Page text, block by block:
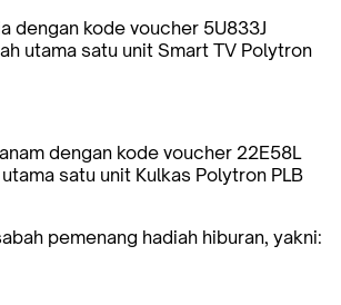
dengan kode voucher 5U833J
utama satu unit Smart TV Polytron
dengan kode voucher 22E58L
satu unit Kulkas Polytron PLB
pemenang hadiah hiburan, yakni: